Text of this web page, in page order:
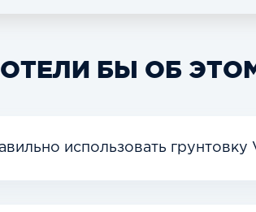
БЫ ОБ
использовать грунтовку